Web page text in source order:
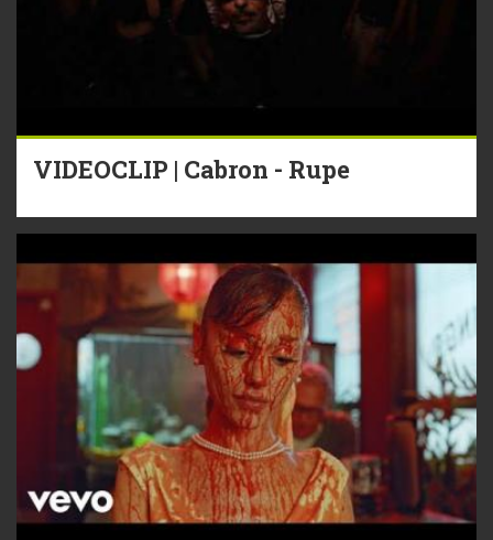
VIDEOCLIP | Cabron - Rupe